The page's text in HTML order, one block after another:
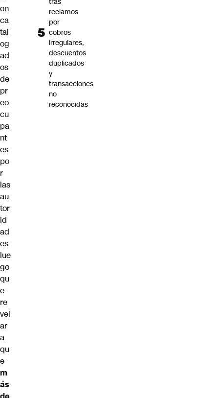
on
ca
tal
og
ad
os
de
pr
eo
cu
pa
nt
es
po
r
las
au
tor
id
ad
es
lue
go
qu
e
re
vel
ar
a
qu
e
m
ás
reclamos
por
cobros
irregulares,
descuentos
duplicados
y
transacciones
no
reconocidas